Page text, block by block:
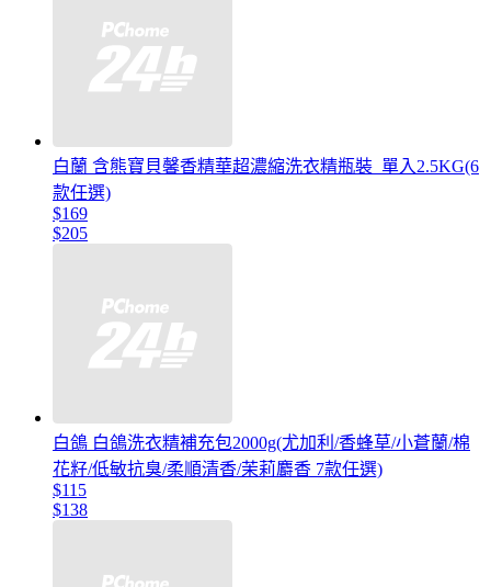
白蘭 含熊寶貝馨香精華超濃縮洗衣精瓶裝_單入2.5KG(6
款任選)
$169
$205
白鴿 白鴿洗衣精補充包2000g(尤加利/香蜂草/小蒼蘭/棉
花籽/低敏抗臭/柔順清香/茉莉麝香 7款任選)
$115
$138